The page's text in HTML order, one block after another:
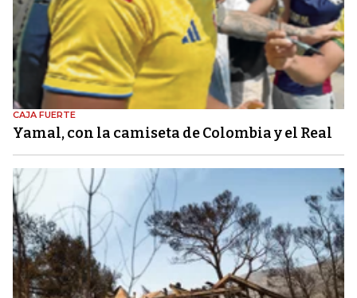
CAJA FUERTE
Yamal, con la camiseta de Colombia y el Real